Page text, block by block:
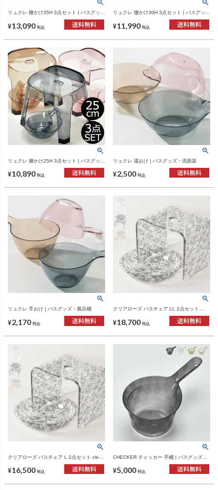
リュクレ 腰かけ35H 3点セット | バスグッ
¥13,090 税込
リュクレ 腰かけ30H 3点セット | バスグッ
¥11,990 税込
リュクレ 腰かけ25H 3点セット | バスグッ
¥10,890 税込
リュクレ 湯おけ | バスグッズ・洗面器
¥2,500 税込
リュクレ 手おけ | バスグッズ・風呂桶
¥2,170 税込
クリアローズ バスチェア LL 2点セット
clear rose bath cher LL 2set | バスチェア・
風呂おけ
¥18,700 税込
クリアローズ バスチェア L 2点セット clear
け
¥16,500 税込
CHECKER チェッカー 手桶 | バスグッズ・
¥5,000 税込